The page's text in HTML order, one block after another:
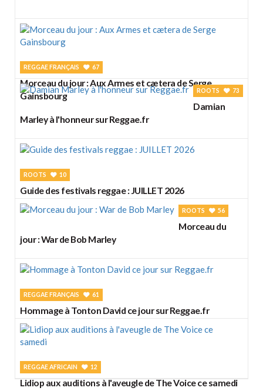
REGGAE FRANÇAIS 67
Morceau du jour : Aux Armes et cætera de Serge
Gainsbourg
ROOTS 73
Damian
Marley à l'honneur sur Reggae.fr
ROOTS 10
Guide des festivals reggae : JUILLET 2026
ROOTS 56
Morceau du
jour : War de Bob Marley
REGGAE FRANÇAIS 61
Hommage à Tonton David ce jour sur Reggae.fr
REGGAE AFRICAIN 12
Lidiop aux auditions à l'aveugle de The Voice ce samedi